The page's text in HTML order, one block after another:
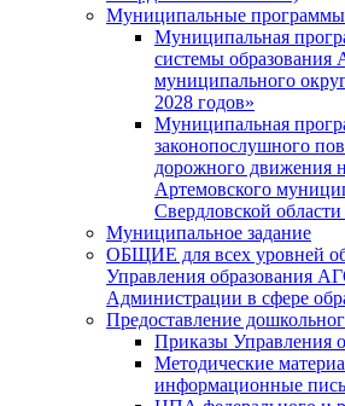
Муниципальные программы
Муниципальная
системы образования
муниципального
2028 годов»
Муниципальная
законопослушного
дорожного движения
Артемовского
Свердловской
Муниципальное задание
ОБЩИЕ для всех уровней
Управления образования
Администрации в сфере
Предоставление
Приказы Управления
Методические
информационные